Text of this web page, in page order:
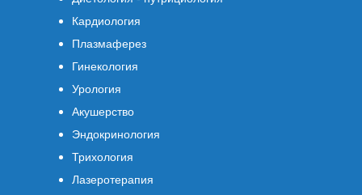
Кардиология
Плазмаферез
Гинекология
Урология
Акушерство
Эндокринология
Трихология
Лазеротерапия